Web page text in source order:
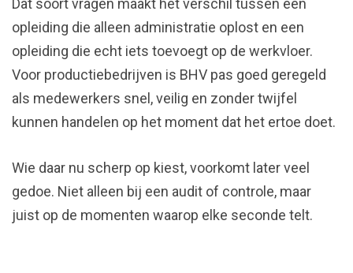
Dat soort vragen maakt het verschil tussen een
opleiding die alleen administratie oplost en een
opleiding die echt iets toevoegt op de werkvloer.
Voor productiebedrijven is BHV pas goed geregeld
als medewerkers snel, veilig en zonder twijfel
kunnen handelen op het moment dat het ertoe doet.
Wie daar nu scherp op kiest, voorkomt later veel
gedoe. Niet alleen bij een audit of controle, maar
juist op de momenten waarop elke seconde telt.